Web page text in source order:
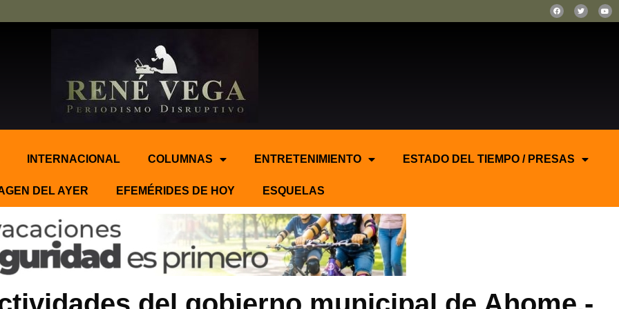
INTERNACIONAL COLUMNAS ENTRETENIMIENTO ESTADO DEL TIEMPO / PRESAS
DEL AYER EFEMÉRIDES DE HOY ESQUELAS